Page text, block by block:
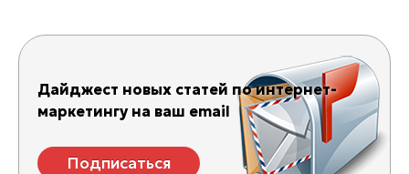
Дайджест новых статей по интернет-
маркетингу на ваш email
Подписаться